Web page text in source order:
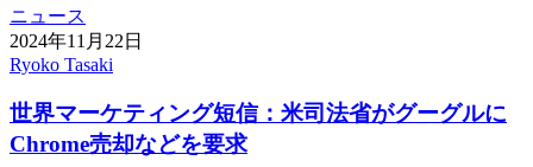
ニュース
2024年11月22日
Ryoko Tasaki
世界マーケティング短信：米司法省がグーグルに
Chrome売却などを要求